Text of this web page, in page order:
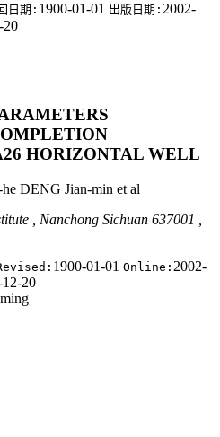
日期: 1900-01-01 出版日期: 2002-
20
HORIZONTAL WELL
DENG Jian-min et al
, Nanchong Sichuan 637001 ,
1900-01-01 Online: 2002-
12-20